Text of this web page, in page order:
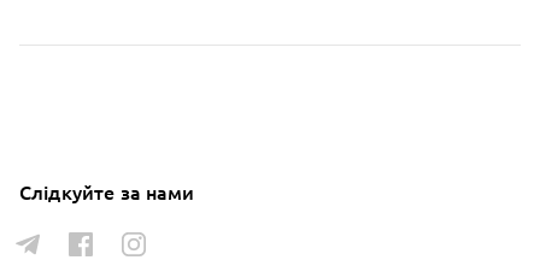
Слідкуйте за нами